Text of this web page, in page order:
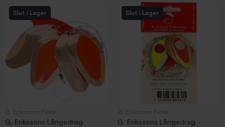
Slut i Lager
G. Erikssons Långedrag
Slut i Lager
G. Erikssons Långedrag